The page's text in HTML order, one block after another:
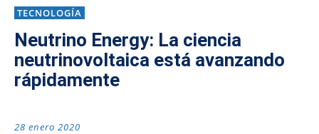
TECNOLOGÍA
Neutrino Energy: La ciencia
neutrinovoltaica está avanzando
rápidamente
28 enero 2020